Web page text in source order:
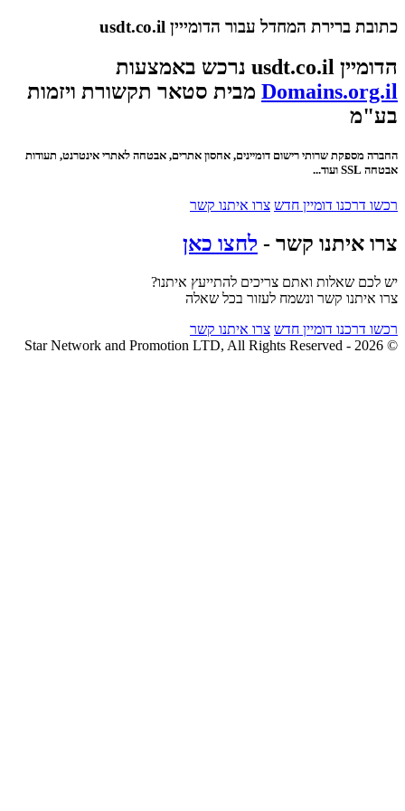
כתובת ברירת המחדל עבור הדומייין usdt.co.il
הדומיין usdt.co.il נרכש באמצעות
Domains.org.il מבית סטאר תקשורת ויזמות
בע"מ
החברה מספקת שרותי רישום דומיינים, אחסון אתרים, אבטחה לאתרי אינטרנט, תעודות
אבטחה SSL ועוד...
רכשו דרכנו דומיין חדש צרו איתנו קשר
צרו איתנו קשר - לחצו כאן
יש לכם שאלות ואתם צריכים להתייעץ איתנו?
צרו איתנו קשר ונשמח לעזור בכל שאלה
רכשו דרכנו דומיין חדש צרו איתנו קשר
© 2026 - Star Network and Promotion LTD, All Rights Reserved